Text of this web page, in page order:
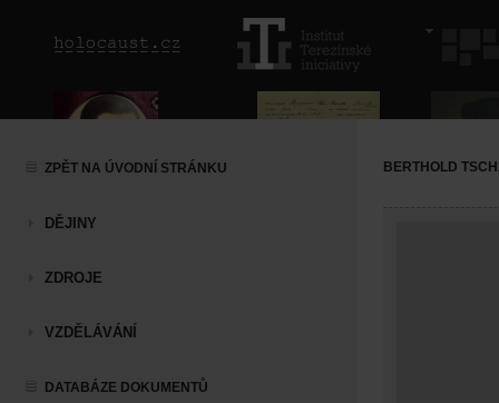
ZPĚT NA ÚVODNÍ STRÁNKU
DĚJINY
ZDROJE
VZDĚLÁVÁNÍ
DATABÁZE DOKUMENTŮ
BERTHOLD